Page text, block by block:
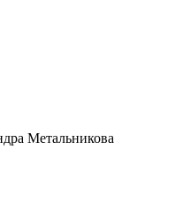
Метальникова